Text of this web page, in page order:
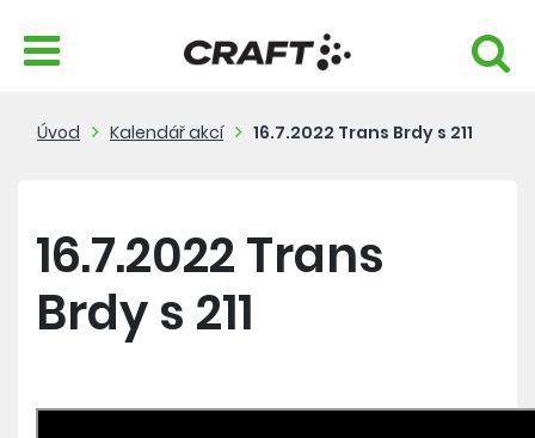
Úvod Kalendář akcí 16.7.2022 Trans Brdy s 211
16.7.2022 Trans
Brdy s 211